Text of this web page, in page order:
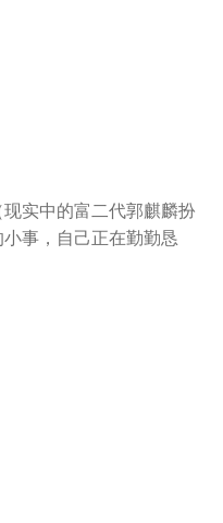
实中的富二代郭麒麟扮
事，自己正在勤勤恳